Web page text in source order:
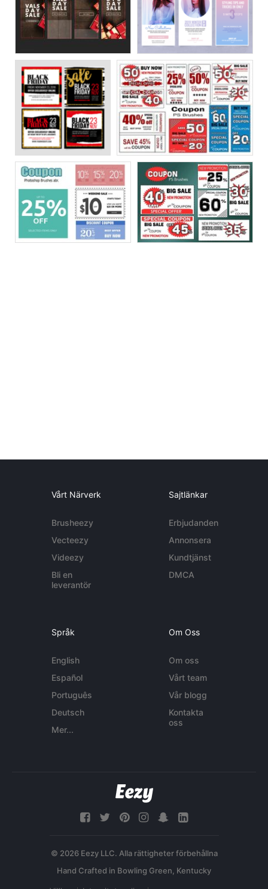
Vårt Närverk
Brusheezy
Vecteezy
Videezy
Bli en
leverantör
Sajtlänkar
Erbjudanden
Annonsera
Kundtjänst
DMCA
Språk
English
Español
Português
Deutsch
Mer...
Om Oss
Om oss
Vårt team
Vår blogg
Kontakta
oss
© 2026 Eezy LLC. Alla rättigheter förbehållna